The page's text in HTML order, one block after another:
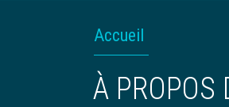
FIL
D'ARIANE
Accueil
À PROPOS